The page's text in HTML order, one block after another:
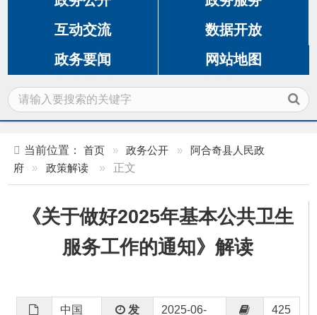
互动交流 数据开放
政务要闻 网站地图
当前位置： 首页 » 政务公开 » 阿合奇县人民政
《关于做好2025年基本公共卫生
中国
发
2025-06-
425